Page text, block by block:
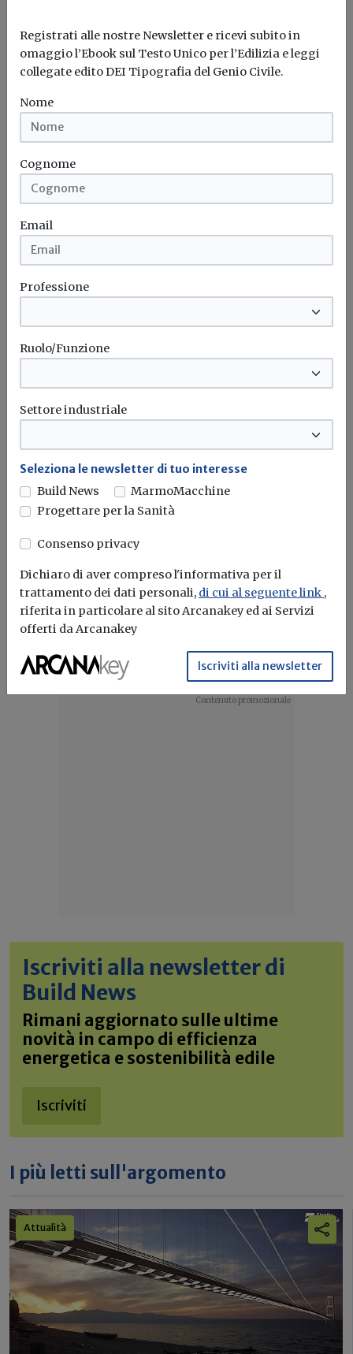
Potrebbe interessarti
Attualità
garanzia per completare le opere con
qualità e senza rinunciare alla
sostenibilità»
Il Consiglio Nazionale degli Architetti, Pianificatori,
Paesaggisti e Conservatori valuta positivamente
Architetti
Earth Overshoot Day 2026, il 30 luglio
l’umanità esaurisce le risorse della Terra
Il WWF lancia l’allarme sul consumo di risorse naturali:
oggi il pianeta...
Attualità
Nuovo Tuir, dal 2027 entra in vigore il
Testo unico delle imposte sui redditi:
confermati anche i bonus edilizi
Pubblicato il decreto legislativo n. 117/2026 che riordina la
disciplina fiscale in...
Superbonus Ecobonus Sismabonus Bonus ristrutturazioni ...
Iscriviti alla newsletter di
Build News
Rimani aggiornato sulle ultime
novità in campo di efficienza
energetica e sostenibilità edile
Iscriviti
I più letti sull'argomento
Attualità
Registrati alle nostre Newsletter e ricevi subito in
omaggio l’Ebook sul Testo Unico per l’Edilizia e leggi
collegate edito DEI Tipografia del Genio Civile.
Nome
Cognome
Email
Professione
Ruolo/Funzione
Settore industriale
Seleziona le newsletter di tuo interesse
Build News
MarmoMacchine
Progettare per la Sanità
Consenso privacy
Dichiaro di aver compreso l'informativa per il
trattamento dei dati personali, di cui al seguente link ,
riferita in particolare al sito Arcanakey ed ai Servizi
offerti da Arcanakey
Iscriviti alla newsletter